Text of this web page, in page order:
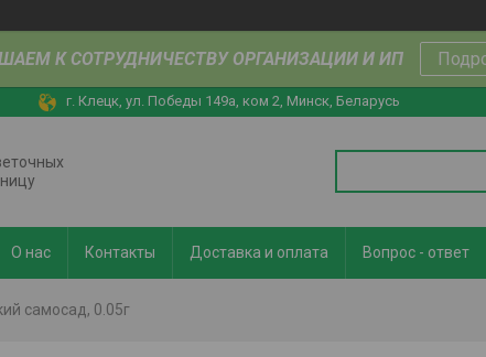
К СОТРУДНИЧЕСТВУ ОРГАНИЗАЦИИ И ИП
г. Клецк, ул. Победы 149а, ком 2, Минск, Беларусь
О нас Контакты Доставка и оплата Вопрос - ответ
самосад, 0.05г